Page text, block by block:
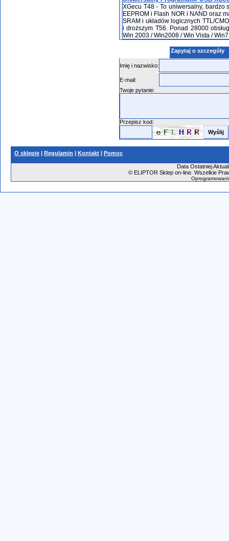
XGecu T48 - To uniwersalny, bardzo
EEPROM i Flash NOR i NAND oraz
SRAM i układów logicznych TTL/
i droższym T56. Ponad 28000
Win 2003 / Win2008 / Win Vista /
Zapytaj o szczegóły
Imię i nazwisko:
E-mail:
Twoje pytanie:
Przepisz kod:
O sklepie | Regulamin | Kontakt | Pomoc
Data Ostatniej
©ELIPTOR Sklep on-line. Wszelkie